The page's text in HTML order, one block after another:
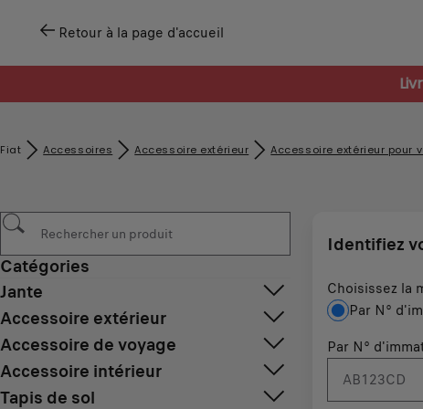
Retour à la page d'accueil
Fiat Accessoires Accessoire extérieur Accessoire extérieur pour
Catégories
Jante
Accessoire extérieur
Accessoire de voyage
Accessoire intérieur
Tapis de sol
Identifiez
Choisissez la
Par N°
Par N°